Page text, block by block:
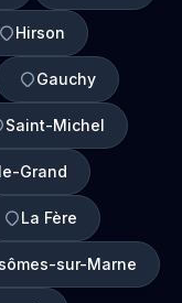
Hirson
Gauchy
Saint-Michel
Grand
La Fère
sur-Marne